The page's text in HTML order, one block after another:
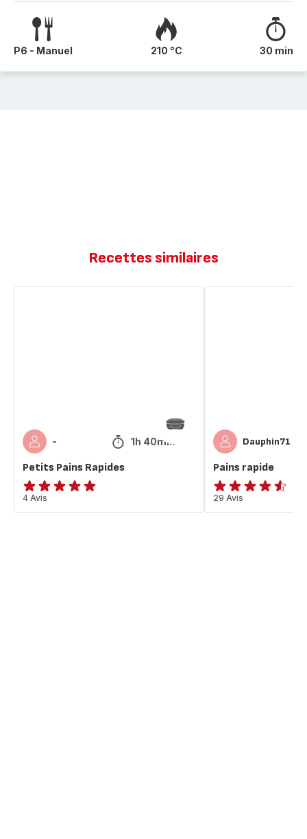
P6 - Manuel 210 °C 30 min
Recettes similaires
- 1h 40min
Petits Pains Rapides
ratings.4.8
4 Avis
Dauphin71
Pains rapide
ratings.4.5
29 Avis